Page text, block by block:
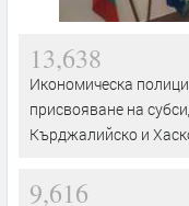
13,638
Икономическа
присвояване на
Кърджалийско и
9,616